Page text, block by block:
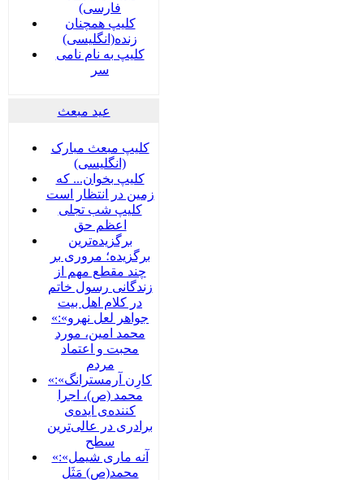
فارسی)
کلیپ همچنان
زنده(انگلیسی)
کلیپ به نام نامی
سر
عید مبعث
کلیپ مبعث مبارک
(انگلیسی)
کلیپ بخوان... که
زمین در انتظار است
کلیپ شب تجلی
اعظم حق
برگزیده‌ترین
برگزیده؛ مروری بر
چند مقطع مهم از
زندگانی رسول خاتم
در کلام اهل بیت
«جواهر لعل نهرو»:
محمد امین، مورد
محبت و اعتماد
مردم
«کارِن آرمسترانگ»:
محمد (ص)، اجرا
کننده‌ی ایده‌ی
برادری در عالی‌ترین
سطح
«آنه ماری شیمل»:
محمد(ص) مَثَل